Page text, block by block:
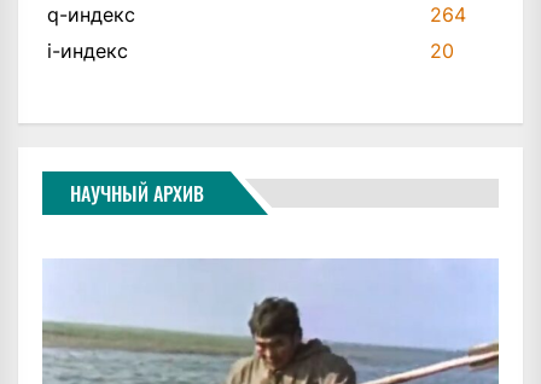
q-индекс
264
i-индекс
20
НАУЧНЫЙ АРХИВ